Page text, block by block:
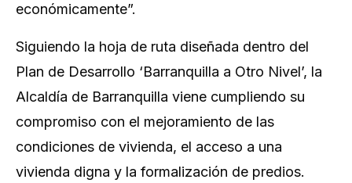
económicamente”.
Siguiendo la hoja de ruta diseñada dentro del
Plan de Desarrollo ‘Barranquilla a Otro Nivel’, la
Alcaldía de Barranquilla viene cumpliendo su
compromiso con el mejoramiento de las
condiciones de vivienda, el acceso a una
vivienda digna y la formalización de predios.